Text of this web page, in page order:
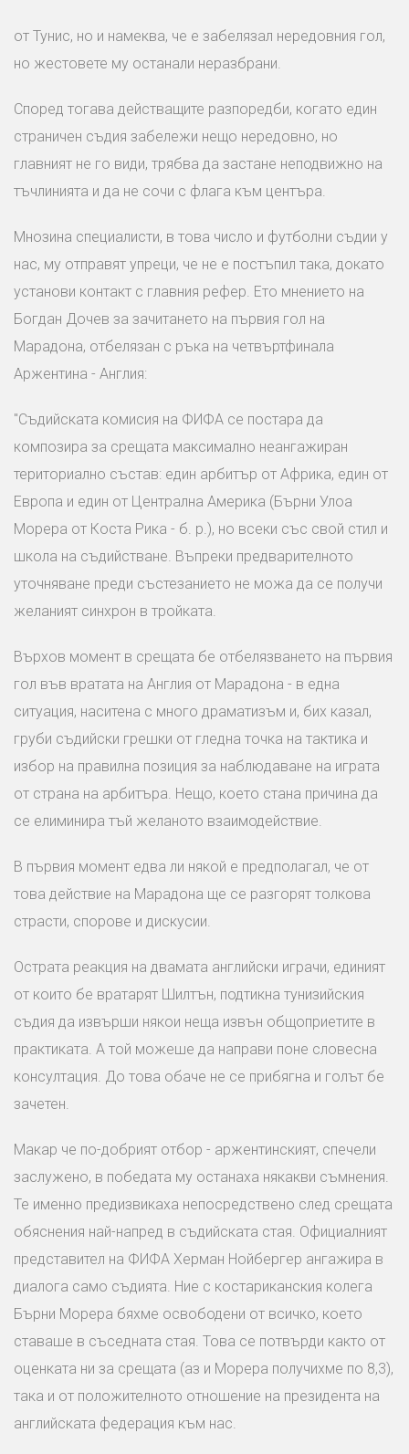
от Тунис, но и намеква, че е забелязал нередовния гол,
но жестовете му останали неразбрани.
Според тогава действащите разпоредби, когато един
страничен съдия забележи нещо нередовно, но
главният не го види, трябва да застане неподвижно на
тъчлинията и да не сочи с флага към центъра.
Мнозина специалисти, в това число и футболни съдии у
нас, му отправят упреци, че не е постъпил така, докато
установи контакт с главния рефер. Ето мнението на
Богдан Дочев за зачитането на първия гол на
Марадона, отбелязан с ръка на четвъртфинала
Аржентина - Англия:
"Съдийската комисия на ФИФА се постара да
композира за срещата максимално неангажиран
териториално състав: един арбитър от Африка, един от
Европа и един от Централна Америка (Бърни Улоа
Морера от Коста Рика - б. р.), но всеки със свой стил и
школа на съдийстване. Въпреки предварителното
уточняване преди състезанието не можа да се получи
желаният синхрон в тройката.
Върхов момент в срещата бе отбелязването на първия
гол във вратата на Англия от Марадона - в една
ситуация, наситена с много драматизъм и, бих казал,
груби съдийски грешки от гледна точка на тактика и
избор на правилна позиция за наблюдаване на играта
от страна на арбитъра. Нещо, което стана причина да
се елиминира тъй желаното взаимодействие.
В първия момент едва ли някой е предполагал, че от
това действие на Марадона ще се разгорят толкова
страсти, спорове и дискусии.
Острата реакция на двамата английски играчи, единият
от които бе вратарят Шилтън, подтикна тунизийския
съдия да извърши някои неща извън общоприетите в
практиката. А той можеше да направи поне словесна
консултация. До това обаче не се прибягна и голът бе
зачетен.
Макар че по-добрият отбор - аржентинският, спечели
заслужено, в победата му останаха някакви съмнения.
Те именно предизвикаха непосредствено след срещата
обяснения най-напред в съдийската стая. Официалният
представител на ФИФА Херман Нойбергер ангажира в
диалога само съдията. Ние с костариканския колега
Бърни Морера бяхме освободени от всичко, което
ставаше в съседната стая. Това се потвърди както от
оценката ни за срещата (аз и Морера получихме по 8,3),
така и от положителното отношение на президента на
английската федерация към нас.